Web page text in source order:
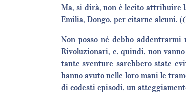
Ma, si dirà, non è lecito attribuire
Emilia, Dongo, per citarne alcuni. (
Non posso né debbo
Rivoluzionari, e, quindi, non
tante sventure sarebbero state
hanno avuto nelle loro mani le
di codesti episodi, un